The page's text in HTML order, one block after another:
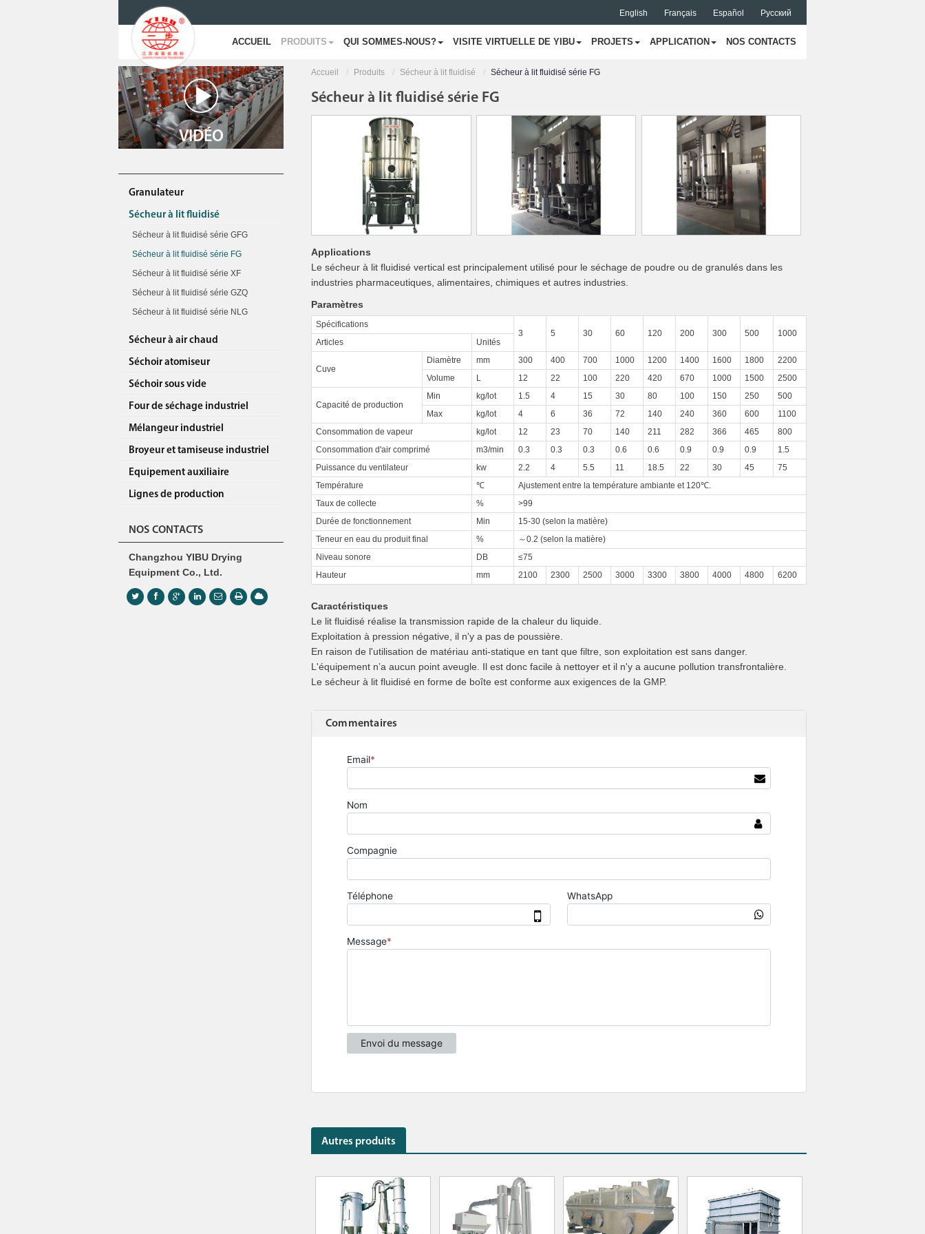
English Français Español Русский
ACCUEIL PRODUITS QUI SOMMES-NOUS? VISITE VIRTUELLE DE YIBU PROJETS APPLICATION NOS CONTACTS
VIDÉO
Accueil Produits Sécheur à lit fluidisé Sécheur à lit fluidisé série FG
Sécheur à lit fluidisé série FG
Applications
Le sécheur à lit fluidisé vertical est principalement utilisé pour le séchage de poudre ou de granulés dans les
industries pharmaceutiques, alimentaires, chimiques et autres industries.
Paramètres
Spécifications
3
5 30 60 120 200 300 500
1000
Articles
Unités
Cuve
Diamètre mm 300 400 700 1000 1200 1400 1600 1800
2200
Volume
L 12 22 100 220 420 670 1000 1500 2500
Capacité de production
Min kg/lot 1.5 4 15 30 80 100 150 250
500
Max
kg/lot 4 6 36 72 140 240 360 600
1100
Consommation de vapeur
kg/lot 12 23 70 140 211 282 366 465
800
Consommation d'air comprimé
m3/min 0.3 0.3 0.3 0.6 0.6 0.9 0.9 0.9
1.5
Puissance du ventilateur
kw 2.2 4 5.5 11 18.5 22 30 45
75
Température
℃
Ajustement entre la température ambiante et 120℃.
Taux de collecte
%
>99
Durée de fonctionnement
Min
15-30 (selon la matière)
Teneur en eau du produit final
%
～0.2 (selon la matière)
Niveau sonore
DB
≤75
Hauteur
mm 2100 2300 2500 3000 3300 3800 4000 4800 6200
Caractéristiques
Le lit fluidisé réalise la transmission rapide de la chaleur du liquide.
Exploitation à pression négative, il n'y a pas de poussière.
En raison de l'utilisation de matériau anti-statique en tant que filtre, son exploitation est sans danger.
L'équipement n’a aucun point aveugle. Il est donc facile à nettoyer et il n'y a aucune pollution transfrontalière.
Le sécheur à lit fluidisé en forme de boîte est conforme aux exigences de la GMP.
Commentaires
Autres produits
Granulateur
Sécheur à lit fluidisé
Sécheur à lit fluidisé série GFG
Sécheur à lit fluidisé série FG
Sécheur à lit fluidisé série XF
Sécheur à lit fluidisé série GZQ
Sécheur à lit fluidisé série NLG
Sécheur à air chaud
Séchoir atomiseur
Séchoir sous vide
Four de séchage industriel
Mélangeur industriel
Broyeur et tamiseuse industriel
Equipement auxiliaire
Lignes de production
NOS CONTACTS
Changzhou YIBU Drying
Equipment Co., Ltd.